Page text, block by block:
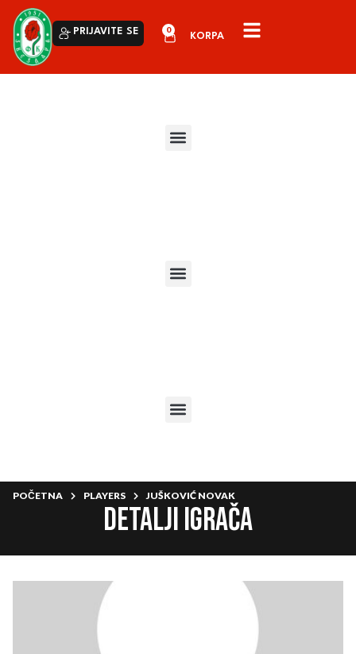
PRIJAVITE SE 0
POČETNA PLAYERS JUŠKOVIĆ NOVAK
Detalji igrača